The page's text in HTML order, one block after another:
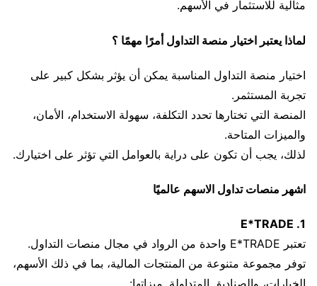
مثالية للاستثمار في الأسهم.
لماذا يعتبر اختيار منصة التداول أمرًا مهمًا ؟
اختيار منصة التداول المناسبة يمكن أن يؤثر بشكل كبير على
تجربة المستثمر.
المنصة التي تختارها تحدد التكلفة، سهولة الاستخدام، الأمان،
والميزات المتاحة.
لذلك، يجب أن تكون على دراية بالعوامل التي تؤثر على اختيارك.
اشهر منصات تداول الاسهم عالميًا
1. E*TRADE
تعتبر E*TRADE واحدة من الرواد في مجال منصات التداول.
توفر مجموعة متنوعة من المنتجات المالية، بما في ذلك الأسهم،